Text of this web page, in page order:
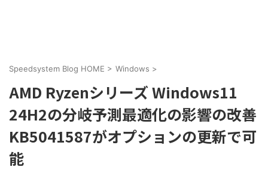
Speedsystem Blog HOME > Windows >
AMD Ryzenシリーズ Windows11
24H2の分岐予測最適化の影響の改善
KB5041587がオプションの更新で可
能